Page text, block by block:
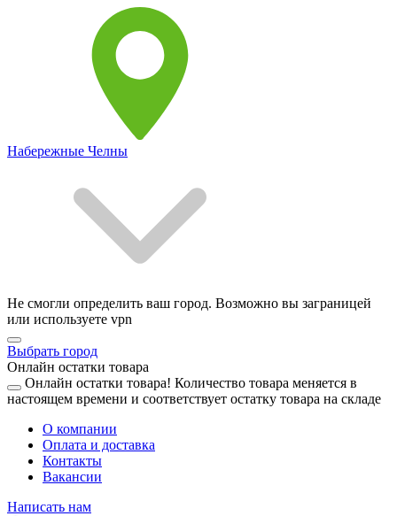
Набережные Челны
Не смогли определить ваш город. Возможно вы заграницей
или используете vpn
Выбрать город
Онлайн остатки товара
Онлайн остатки товара! Количество товара меняется в
настоящем времени и соответствует остатку товара на складе
О компании
Оплата и доставка
Контакты
Вакансии
Написать нам